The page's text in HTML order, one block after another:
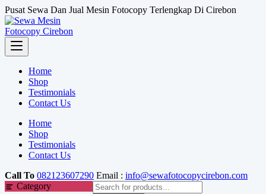
Skip
to
content
Pusat Sewa Dan Jual Mesin Fotocopy Terlengkap Di Cirebon
Home
Shop
Testimonials
Contact Us
Home
Shop
Testimonials
Contact Us
Call To 082123607290 Email : info@sewafotocopycirebon.com
Category